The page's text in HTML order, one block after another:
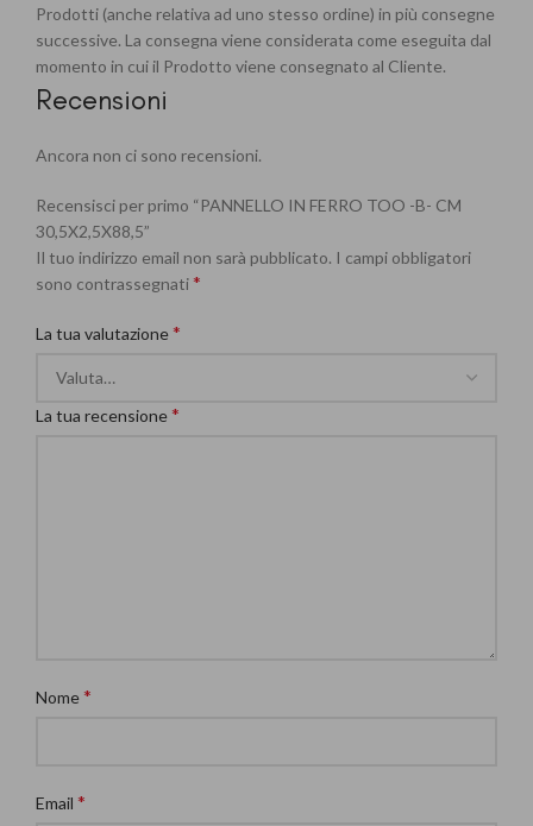
Prodotti (anche relativa ad uno stesso ordine) in più consegne
successive. La consegna viene considerata come eseguita dal
momento in cui il Prodotto viene consegnato al Cliente.
Recensioni
Ancora non ci sono recensioni.
Recensisci per primo “PANNELLO IN FERRO TOO -B- CM
30,5X2,5X88,5”
Il tuo indirizzo email non sarà pubblicato. I campi obbligatori
sono contrassegnati*
La tua valutazione*
La tua recensione*
Nome*
Email *